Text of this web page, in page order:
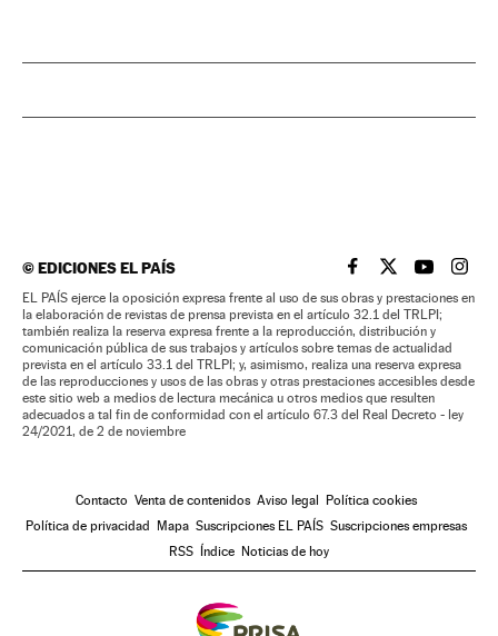
©EDICIONES EL PAÍS EL PAÍS BRASIL EN
EL PAÍSEL PAÍS
EL
EL PAÍS ejerce la oposición expresa frente al uso de sus obras y prestaciones en
la elaboración de revistas de prensa prevista en el artículo 32.1 del TRLPI;
también realiza la reserva expresa frente a la reproducción, distribución y
comunicación pública de sus trabajos y artículos sobre temas de actualidad
prevista en el artículo 33.1 del TRLPI; y, asimismo, realiza una reserva expresa
de las reproducciones y usos de las obras y otras prestaciones accesibles desde
este sitio web a medios de lectura mecánica u otros medios que resulten
adecuados a tal fin de conformidad con el artículo 67.3 del Real Decreto - ley
24/2021, de 2 de noviembre
Contacto Venta de contenidos Aviso legal
Política cookies
Política de privacidad
Mapa Suscripciones EL PAÍS Suscripciones empresas
RSS
Índice Noticias de hoy